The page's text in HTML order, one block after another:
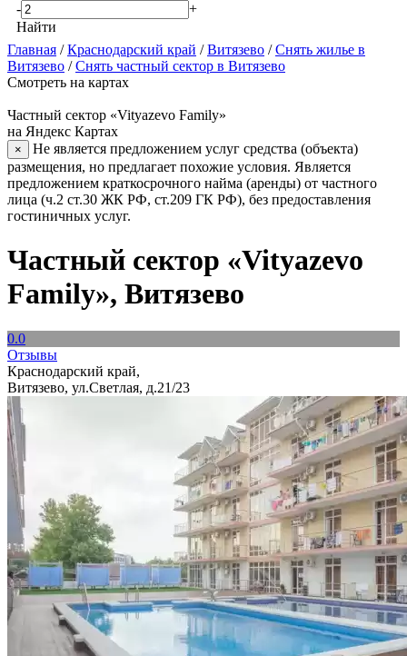
-
+
Найти
Главная /Краснодарский край /Витязево /Снять жилье в
Витязево /Снять частный сектор в Витязево
Смотреть на картах
Частный сектор «Vityazevo Family»
на Яндекс Картах
×
Не является предложением услуг средства (объекта)
размещения, но предлагает похожие условия. Является
предложением краткосрочного найма (аренды) от частного
лица (ч.2 ст.30 ЖК РФ, ст.209 ГК РФ), без предоставления
гостиничных услуг.
Частный сектор «Vityazevo
Family», Витязево
0.0
Отзывы
Краснодарский край,
Витязево, ул.Светлая, д.21/23